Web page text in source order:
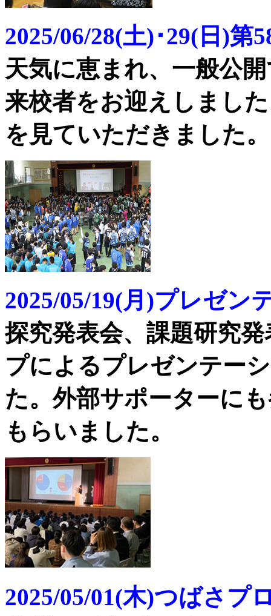
2025/06/28(土)･29(日)第
天気に恵まれ、一般公
来校者をお迎えしまし
を見ていただきました。
2025/05/19(月)プレゼン
探究発表会、課題研究
プによるプレゼンテー
た。外部サポーターに
もらいました。
2025/05/01(木)つばさプ